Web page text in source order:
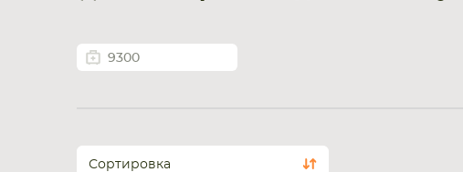
9300
Сортировка